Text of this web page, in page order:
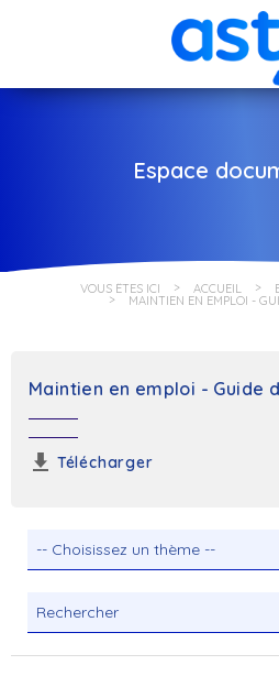
Espace
VOUS ÊTES ICI ACCUEIL
MAINTIEN EN EMPLOI -
Maintien en emploi - Guide
Télécharger